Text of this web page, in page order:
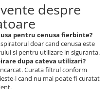
despre
pentru cenusa fierbinte?
doar cand cenusa este
si pentru utilizare in siguranta.
dupa cateva utilizari?
Curata filtrul conform
l cand nu mai poate fi curatat